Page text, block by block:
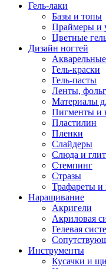
Гель-лаки
Базы и топы
Праймеры и
Цветные
Дизайн ногтей
Гель-краски
Гель-пасты
Ленты,
Материалы
Пигменты и
Пластилин
Пленки
Слайдеры
Слюда и
Стемпинг
Стразы
Трафареты и
Наращивание
Акригели
Акриловая
Гелевая
Инструменты
Кусачки и